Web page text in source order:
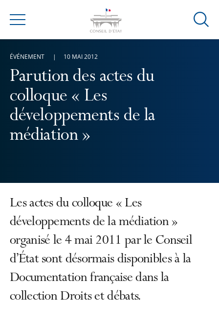
Menu
Ouvrir
Parution des actes du
colloque « Les
développements de la
médiation »
ÉVÉNEMENT 10 MAI 2012
Les actes du colloque « Les
développements de la médiation »
organisé le 4 mai 2011 par le Conseil
d’État sont désormais disponibles à la
Documentation française dans la
collection Droits et débats.